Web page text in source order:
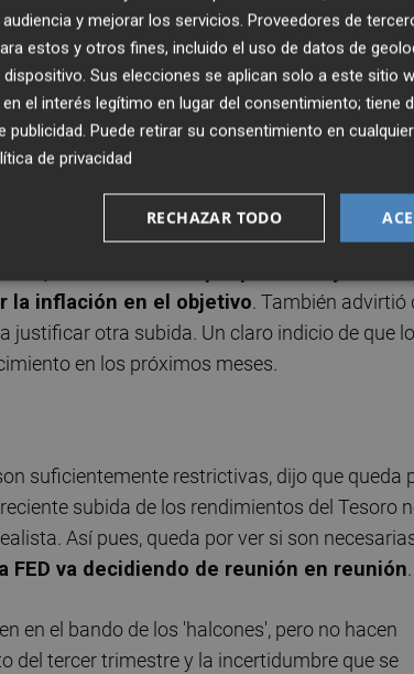
pesimista.
públicas de funcionarios de la FED
sobre el impacto actual de las
relevantes en el comunicado de prensa,
la inflación sigue siendo demasiado alta y los
declarar la victoria.
la inflación en el objetivo. También advirtió
justificar otra subida. Un claro indicio de que
en los próximos meses.
suficientemente restrictivas, dijo que queda
subida de los rendimientos del Tesoro
Así pues, queda por ver si son
a FED va decidiendo de reunión en reunión.
en el bando de los 'halcones', pero no hacen
del tercer trimestre y la incertidumbre que se
y mejorar los servicios. Proveedores de
estos y otros fines, incluido el uso de datos de
Sus elecciones se aplican solo a este sitio
el interés legítimo en lugar del consentimiento; tiene
publicidad. Puede retirar su consentimiento en
de privacidad
RECHAZAR TODO